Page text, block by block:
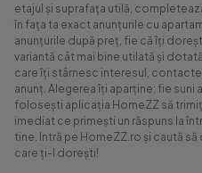
etajul și suprafața utilă,
în fața ta exact anunțurile cu
anunțurile după preț, fie că îți
variantă cât mai bine utilată și
care îți stârnesc interesul,
anunț. Alegerea îți aparține: fie suni
folosești aplicația HomeZZ să
imediat ce primești un răspuns la
tine. Intră pe HomeZZ.ro și caută
care ți-l dorești!